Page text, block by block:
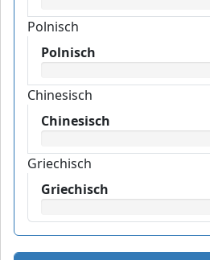
Polnisch
Polnisch
Chinesisch
Chinesisch
Griechisch
Griechisch